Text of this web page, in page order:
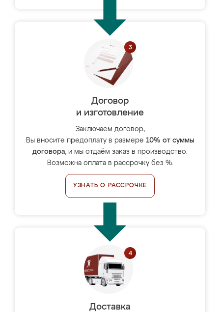
Договор
и изготовление
Заключаем договор,
Вы вносите предоплату в размере 10% от суммы
договора, и мы отдаём заказ в производство.
Возможна оплата в рассрочку без %.
УЗНАТЬ О РАССРОЧКЕ
Доставка